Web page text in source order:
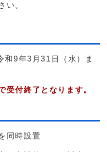
い。
和9年3月31日（水）ま
付終了となります。
同時設置